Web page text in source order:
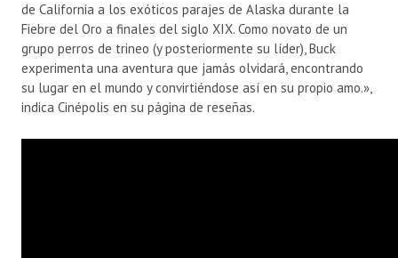
de California a los exóticos parajes de Alaska durante la
Fiebre del Oro a finales del siglo XIX. Como novato de un
grupo perros de trineo (y posteriormente su líder), Buck
experimenta una aventura que jamás olvidará, encontrando
su lugar en el mundo y convirtiéndose así en su propio amo.»,
indica Cinépolis en su página de reseñas.